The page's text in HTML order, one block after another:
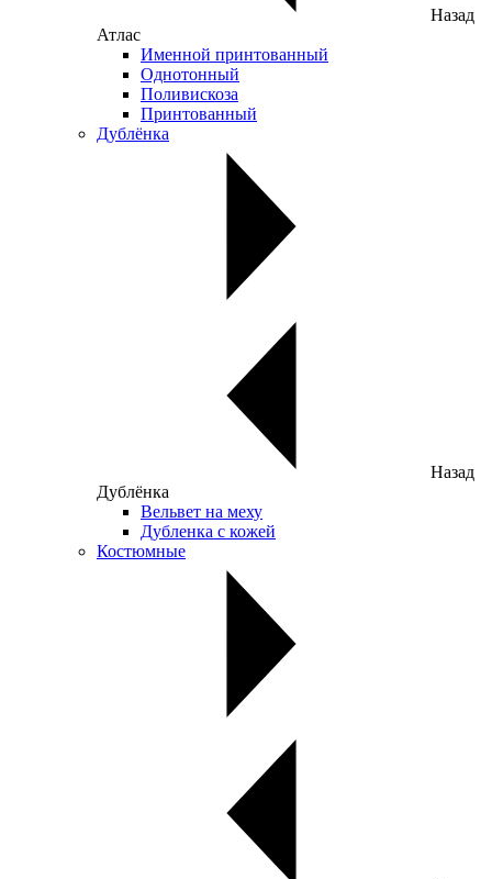
Назад
Атлас
Именной принтованный
Однотонный
Поливискоза
Принтованный
Дублёнка
Назад
Дублёнка
Вельвет на меху
Дубленка с кожей
Костюмные